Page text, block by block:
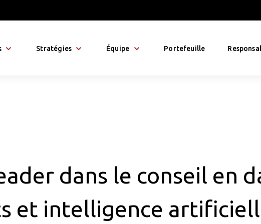
Stratégies Équipe Portefeuille
dans le conseil en
et intelligence